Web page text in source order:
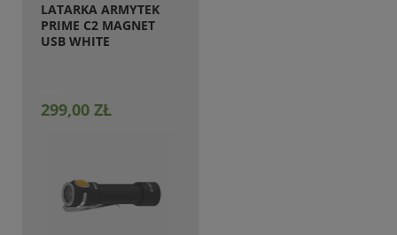
LATARKA ARMYTEK
PRIME C2 MAGNET
USB WHITE
299,00 ZŁ